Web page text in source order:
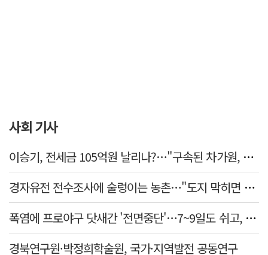
사회 기사
이승기, 전세금 105억원 날리나?…"구속된 차가원, 형사 범죄 영역"
경자유전 전수조사에 술렁이는 농촌…"도지 막히면 농지값도 흔들"
폭염에 프로야구 닷새간 '전면중단'…7~9일도 쉬고, 11일 재개
경북연구원·박정희학술원, 국가·지역발전 공동연구